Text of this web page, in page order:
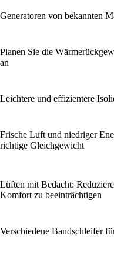
Generatoren von bekannten
Planen Sie die
an
Leichtere und effizientere
Frische Luft und niedriger
richtige Gleichgewicht
Lüften mit Bedacht:
Komfort zu beeinträchtigen
Verschiedene Bandschleifer